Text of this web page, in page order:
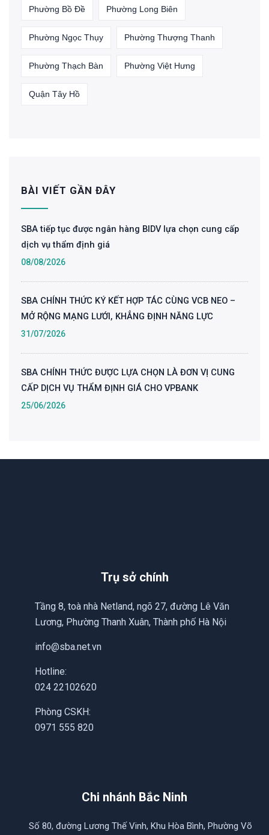
Phường Bồ Đề Phường Long Biên
Phường Ngọc Thụy Phường Thượng Thanh
Phường Thạch Bàn Phường Việt Hưng
Quận Tây Hồ
BÀI VIẾT GẦN ĐÂY
SBA tiếp tục được ngân hàng BIDV lựa chọn cung cấp
dịch vụ thẩm định giá
08/08/2026
SBA CHÍNH THỨC KÝ KẾT HỢP TÁC CÙNG VCB NEO –
MỞ RỘNG MẠNG LƯỚI, KHẲNG ĐỊNH NĂNG LỰC
31/07/2026
SBA CHÍNH THỨC ĐƯỢC LỰA CHỌN LÀ ĐƠN VỊ CUNG
CẤP DỊCH VỤ THẨM ĐỊNH GIÁ CHO VPBANK
25/06/2026
Trụ sở chính
Tầng 8, toà nhà Netland, ngõ 27, đường Lê Văn
Lương, Phường Thanh Xuân, Thành phố Hà Nội
info@sba.net.vn
Hotline:
024 22102620
Phòng CSKH:
0971 555 820
Chi nhánh Bắc Ninh
Số 80, đường Lương Thế Vinh, Khu Hòa Bình, Phường Võ